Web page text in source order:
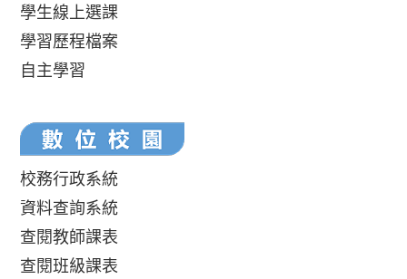
學生線上選課
學習歷程檔案
自主學習
校務行政系統
資料查詢系統
查閱教師課表
查閱班級課表